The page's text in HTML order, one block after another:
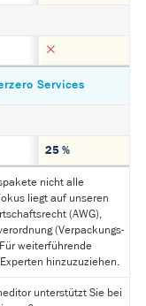
Services
25 %
nicht alle
liegt auf unseren
(AWG),
(Verpackungs-
weiterführende
hinzuzuziehen.
unterstützt Sie bei